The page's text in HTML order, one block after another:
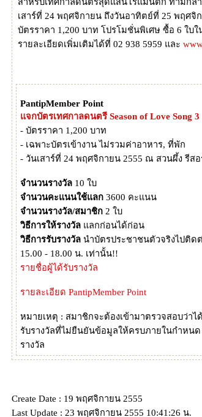
เสาร์ที่ 24 พฤศจิกายน ถึงวันอาทิตย์ที่ 25 พฤศ
บัตรราคา 1,200 บาท โปรโมชั่นพิเศษ ซื้อ 6 ใบ
รายละเอียดเพิ่มเติมได้ที่ 02 938 5959 และ
PantipMember Point
จกบัตรเทศกาลดนตรี Season of Love Song 3
- บัตรราคา 1,200 บาท
- เฉพาะบัตรเข้างาน ไม่รวมค่าอาหาร, ที่พัก
- วันเสาร์ที่ 24 พฤศจิกายน 2555 ณ สวนผึ้ง รีส
จำนวนรางวัล 10 ใบ
จำนวนคะแนนใช้แลก 3600 คะแนน
จำนวนรางวัล/สมาชิก 2 ใบ
วิธีการให้รางวัล ลกก่อนได้ก่อน
วิธีการรับรางวัล นำบัตรประชาชนตัวจริงไปติด
15.00 - 18.00 น. เท่านั้น!!
รายชื่อผู้ได้รับรางวัล
รายละเอียด PantipMember Point
หมายเหตุ : สมาชิกจะต้องเข้ามาตรวจสอบว่า
รับรางวัลที่ไม่ยืนยันข้อมูลให้ครบภายในกำหน
รางวัล
Create Date : 19 พฤศจิกายน 2555
Last Update : 23 พฤศจิกายน 2555 10:41:26 น.